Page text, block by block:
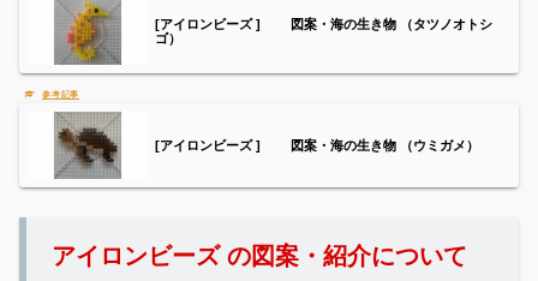
[アイロンビーズ ] 図案・海の生き物 （タツノオトシ
ゴ）
[アイロンビーズ ] 図案・海の生き物 （ウミガメ）
アイロンビーズ の図案・紹介について